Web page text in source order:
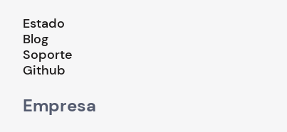
Estado
Blog
Soporte
Github
Empresa